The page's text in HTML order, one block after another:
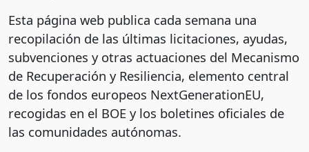
Esta página web publica cada semana una
recopilación de las últimas licitaciones, ayudas,
subvenciones y otras actuaciones del Mecanismo
de Recuperación y Resiliencia, elemento central
de los fondos europeos NextGenerationEU,
recogidas en el BOE y los boletines oficiales de
las comunidades autónomas.